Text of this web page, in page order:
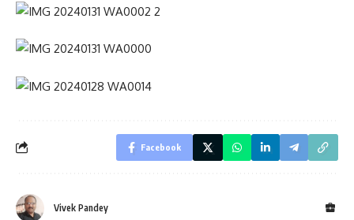
Facebook
Vivek Pandey